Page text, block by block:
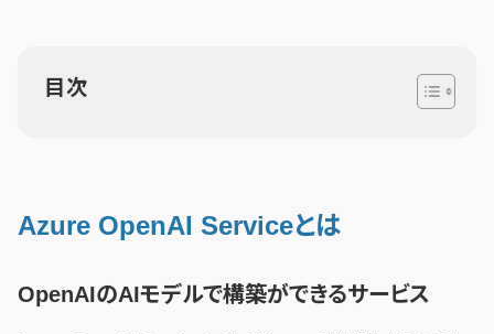
目次
Azure OpenAI Serviceとは
OpenAIのAIモデルで構築ができるサービス